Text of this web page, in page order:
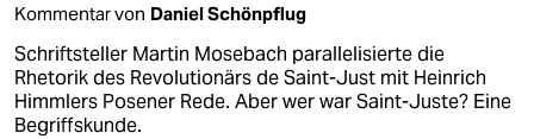
Kommentar von Daniel Schönpflug
Schriftsteller Martin Mosebach parallelisierte die
Rhetorik des Revolutionärs de Saint-Just mit Heinrich
Himmlers Posener Rede. Aber wer war Saint-Juste? Eine
Begriffskunde.